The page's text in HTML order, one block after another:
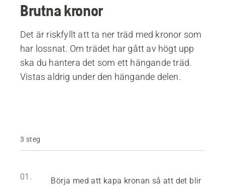
Brutna kronor
Det är riskfyllt att ta ner träd med kronor som
har lossnat. Om trädet har gått av högt upp
ska du hantera det som ett hängande träd.
Vistas aldrig under den hängande delen.
3 steg
01.
Börja med att kapa kronan så att det blir